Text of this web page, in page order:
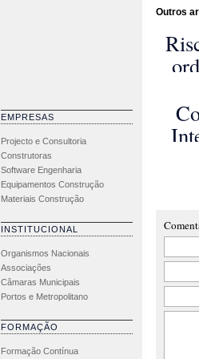
EMPRESAS
Projecto e Consultoria
Construtoras
Software Engenharia
Equipamentos Construção
Materiais Construção
INSTITUCIONAL
Organismos Nacionais
Associações
Câmaras Municipais
Portos e Metropolitano
FORMAÇÃO
Formação Contínua
Outros